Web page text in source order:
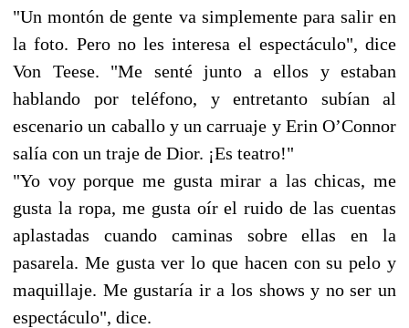
"Un montón de gente va simplemente para salir en
la foto. Pero no les interesa el espectáculo", dice
Von Teese. "Me senté junto a ellos y estaban
hablando por teléfono, y entretanto subían al
escenario un caballo y un carruaje y Erin O’Connor
salía con un traje de Dior. ¡Es teatro!"
"Yo voy porque me gusta mirar a las chicas, me
gusta la ropa, me gusta oír el ruido de las cuentas
aplastadas cuando caminas sobre ellas en la
pasarela. Me gusta ver lo que hacen con su pelo y
maquillaje. Me gustaría ir a los shows y no ser un
espectáculo", dice.